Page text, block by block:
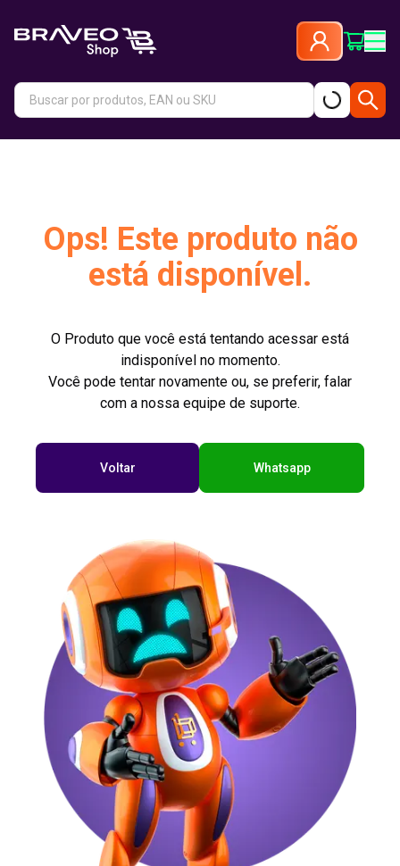
Ops! Este produto não
está disponível.
O Produto que você está tentando acessar está
indisponível no momento.
Você pode tentar novamente ou, se preferir, falar
com a nossa equipe de suporte.
Voltar Whatsapp